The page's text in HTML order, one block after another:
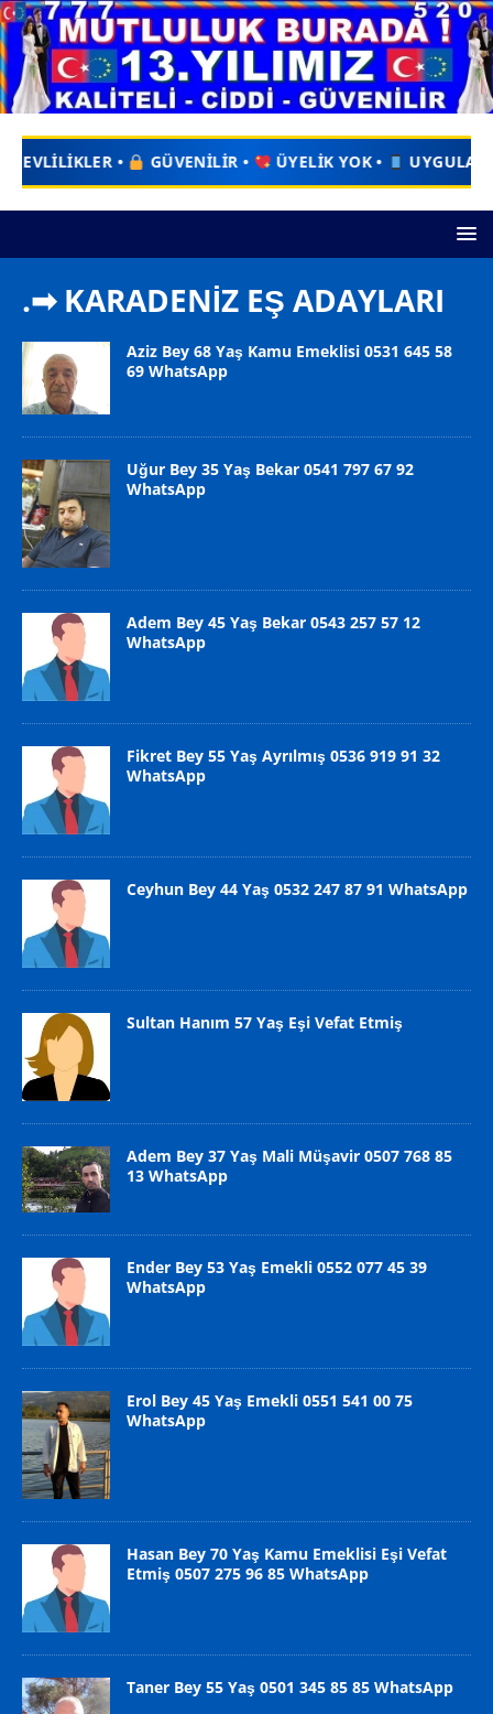
• ÜYELİK YOK • UYGULAMA YOK • ZAMAN
.➡ KARADENİZ EŞ ADAYLARI
Aziz Bey 68 Yaş Kamu Emeklisi 0531 645 58
69 WhatsApp
Uğur Bey 35 Yaş Bekar 0541 797 67 92
WhatsApp
Adem Bey 45 Yaş Bekar 0543 257 57 12
WhatsApp
Fikret Bey 55 Yaş Ayrılmış 0536 919 91 32
WhatsApp
Ceyhun Bey 44 Yaş 0532 247 87 91 WhatsApp
Sultan Hanım 57 Yaş Eşi Vefat Etmiş
Adem Bey 37 Yaş Mali Müşavir 0507 768 85
13 WhatsApp
Ender Bey 53 Yaş Emekli 0552 077 45 39
WhatsApp
Erol Bey 45 Yaş Emekli 0551 541 00 75
WhatsApp
Hasan Bey 70 Yaş Kamu Emeklisi Eşi Vefat
Etmiş 0507 275 96 85 WhatsApp
Taner Bey 55 Yaş 0501 345 85 85 WhatsApp